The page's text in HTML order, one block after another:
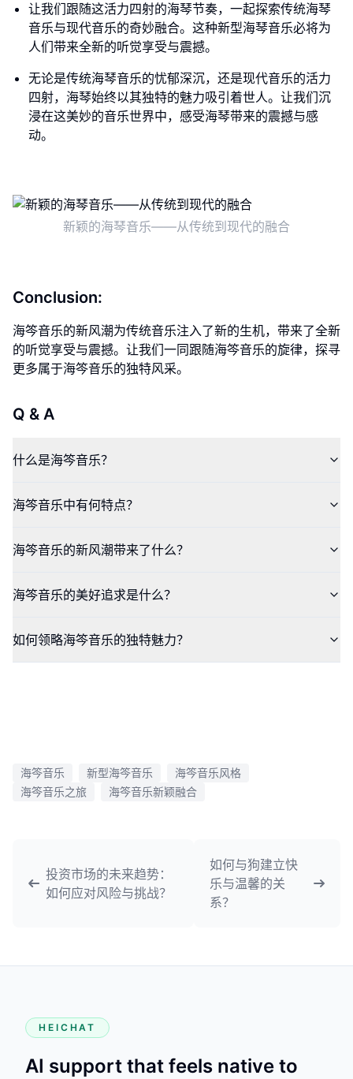
让我们跟随这活力四射的海琴节奏，一起探索传统海琴
音乐与现代音乐的奇妙融合。这种新型海琴音乐必将为
人们带来全新的听觉享受与震撼。
无论是传统海琴音乐的忧郁深沉，还是现代音乐的活力
四射，海琴始终以其独特的魅力吸引着世人。让我们沉
浸在这美妙的音乐世界中，感受海琴带来的震撼与感
动。
新颖的海琴音乐——从传统到现代的融合
Conclusion:
海笒音乐的新风潮为传统音乐注入了新的生机，带来了全新
的听觉享受与震撼。让我们一同跟随海笒音乐的旋律，探寻
更多属于海笒音乐的独特风采。
Q & A
什么是海笒音乐？
海笒音乐中有何特点？
海笒音乐的新风潮带来了什么？
海笒音乐的美好追求是什么？
如何领略海笒音乐的独特魅力？
海笒音乐 新型海笒音乐
海笒音乐风格
海笒音乐之旅
海笒音乐新颖融合
投资市场的未来趋势：
如何应对风险与挑战？
如何与狗建立快
乐与温馨的关
系？
HEICHAT
AI support that feels native to